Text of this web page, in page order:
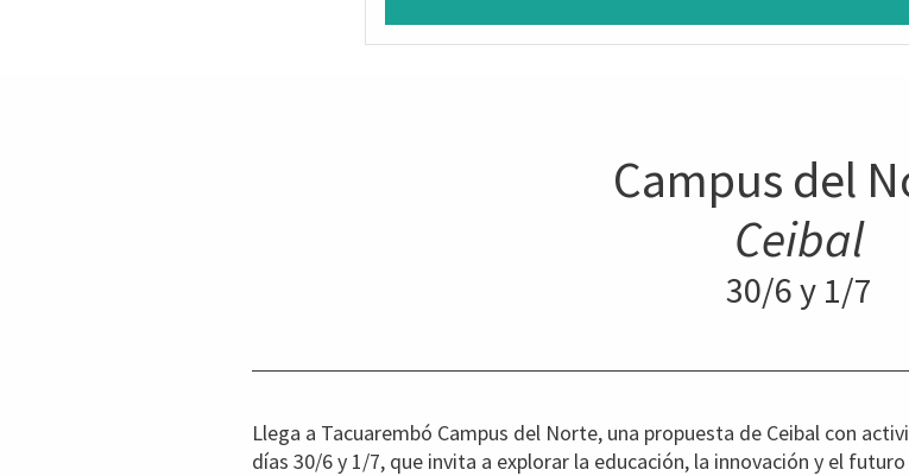
Campus del
Ceibal
30/6 y 1/7
Llega a Tacuarembó Campus del Norte, una propuesta de Ceibal con
días 30/6 y 1/7, que invita a explorar la educación, la innovación y el